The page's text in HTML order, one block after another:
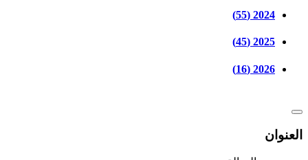
2024 (55)
2025 (45)
2026 (16)
العنوان